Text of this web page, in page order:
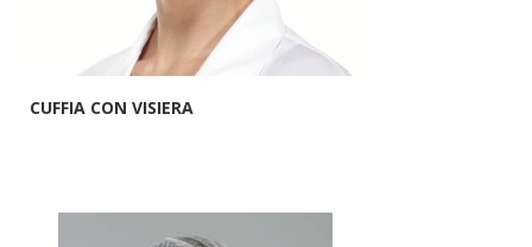
CUFFIA CON VISIERA